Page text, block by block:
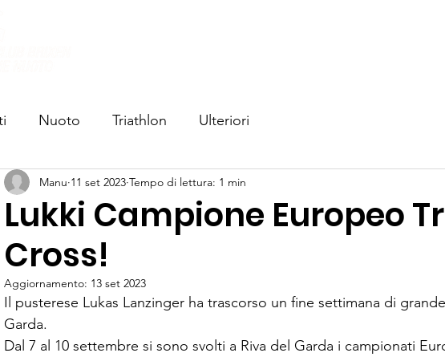
Nuoto Triathlon Ulteriori
Lukki Campione Europeo
Cross!
Manu 11 set 2023 Tempo di lettura: 1 min
Aggiornamento: 13 set 2023
Il pusterese Lukas Lanzinger ha trascorso un fine settimana di
Garda.
Dal 7 al 10 settembre si sono svolti a Riva del Garda i campionati